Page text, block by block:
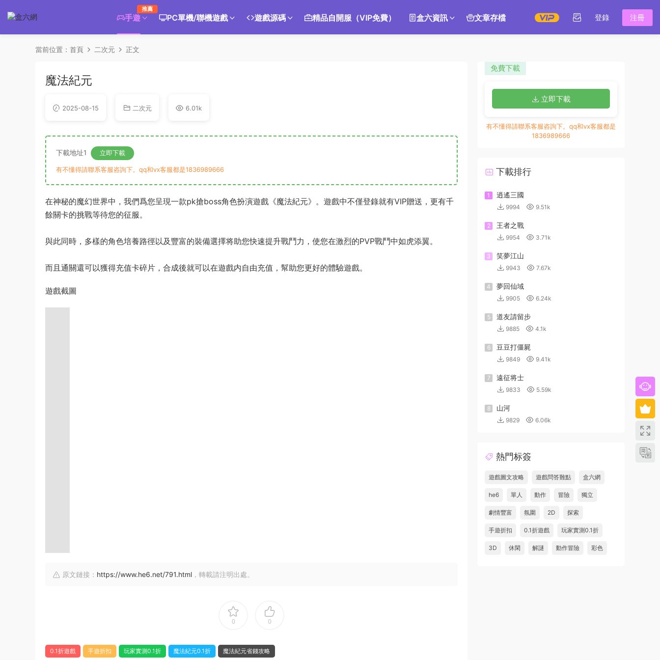
手遊
推薦
PC單機/聯機遊戲 遊戲源碼 精品自開服（VIP免費） 盒六資訊 文章存檔 登錄 注冊
當前位置： 首頁 二次元 正文
魔法紀元
2025-08-15 二次元 6.01k
下載地址1 立即下載
有不懂得請聯系客服咨詢下。qq和vx客服都是1836989666
在神秘的魔幻世界中，我們爲您呈現一款pk搶boss角色扮演遊戲《魔法紀元》。遊戲中不僅登錄就有VIP贈送，更有千
餘關卡的挑戰等待您的征服。
與此同時，多樣的角色培養路徑以及豐富的裝備選擇将助您快速提升戰鬥力，使您在激烈的PVP戰鬥中如虎添翼。
而且通關還可以獲得充值卡碎片，合成後就可以在遊戲内自由充值，幫助您更好的體驗遊戲。
遊戲截圖
原文鏈接： https://www.he6.net/791.html ，轉載請注明出處。
0 0
0.1折遊戲 手遊折扣 玩家實測0.1折 魔法紀元0.1折 魔法紀元省錢攻略
免費下載
立即下載
有不懂得請聯系客服咨詢下。qq和vx客服都是
1836989666
下載排行
1 逍遙三國
9994 9.51k
2 王者之戰
9954 3.71k
3 笑夢江山
9943 7.67k
4 夢回仙域
9905 6.24k
5 道友請留步
9885 4.1k
6 豆豆打僵屍
9849 9.41k
7 遠征将士
9833 5.59k
8 山河
9829 6.06k
熱門标簽
遊戲圖文攻略 遊戲問答難點 盒六網
he6 單人 動作 冒險 獨立
劇情豐富 氛圍 2D 探索
手遊折扣 0.1折遊戲 玩家實測0.1折
3D 休閑 解謎 動作冒險 彩色